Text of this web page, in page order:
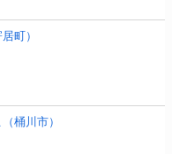
町）
桶川市）